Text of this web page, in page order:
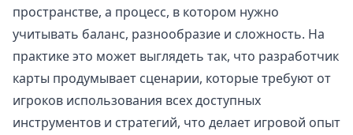
пространстве, а процесс, в котором нужно
учитывать баланс, разнообразие и сложность. На
практике это может выглядеть так, что разработчик
карты продумывает сценарии, которые требуют от
игроков использования всех доступных
инструментов и стратегий, что делает игровой опыт